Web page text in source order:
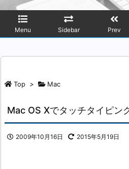
Menu Sidebar Prev
Top > Mac
Mac OS Xでタッチタイピン
2009年10月16日 2015年5月19日